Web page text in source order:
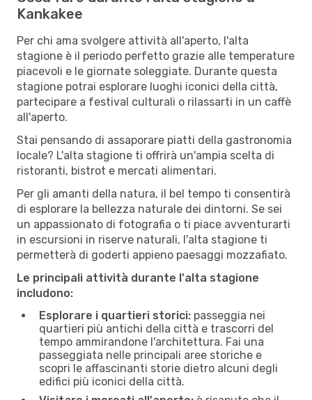
Kankakee
Per chi ama svolgere attività all'aperto, l'alta
stagione è il periodo perfetto grazie alle temperature
piacevoli e le giornate soleggiate. Durante questa
stagione potrai esplorare luoghi iconici della città,
partecipare a festival culturali o rilassarti in un caffè
all'aperto.
Stai pensando di assaporare piatti della gastronomia
locale? L'alta stagione ti offrirà un'ampia scelta di
ristoranti, bistrot e mercati alimentari.
Per gli amanti della natura, il bel tempo ti consentirà
di esplorare la bellezza naturale dei dintorni. Se sei
un appassionato di fotografia o ti piace avventurarti
in escursioni in riserve naturali, l'alta stagione ti
permetterà di goderti appieno paesaggi mozzafiato.
Le principali attività durante l'alta stagione
includono:
Esplorare i quartieri storici: passeggia nei
quartieri più antichi della città e trascorri del
tempo ammirandone l'architettura. Fai una
passeggiata nelle principali aree storiche e
scopri le affascinanti storie dietro alcuni degli
edifici più iconici della città.